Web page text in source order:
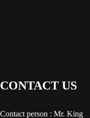
CONTACT US
Contact person : Mr. King